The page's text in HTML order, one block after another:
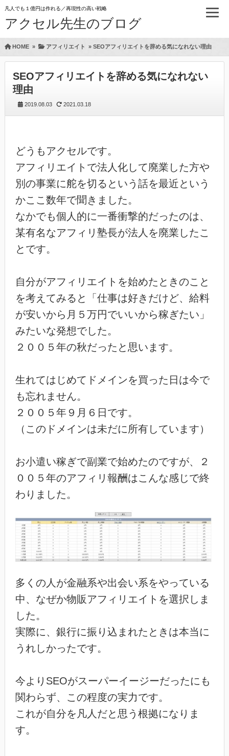
凡人でも１億円は作れる／再現性の高い戦略
アクセル先生のブログ
HOME» アフィリエイト » SEOアフィリエイトを辞める気になれない理由
SEOアフィリエイトを辞める気になれない
理由
2019.08.03 2021.03.18
どうもアクセルです。
アフィリエイトで法人化して廃業した方や
別の事業に舵を切るという話を最近という
かここ数年で聞きました。
なかでも個人的に一番衝撃的だったのは、
某有名なアフィリ塾長が法人を廃業したこ
とです。
自分がアフィリエイトを始めたときのこと
を考えてみると「仕事は好きだけど、給料
が安いから月５万円でいいから稼ぎたい」
みたいな発想でした。
２００５年の秋だったと思います。
生れてはじめてドメインを買った日は今で
も忘れません。
２００５年９月６日です。
（このドメインは未だに所有しています）
お小遣い稼ぎで副業で始めたのですが、２
００５年のアフィリ報酬はこんな感じで終
わりました。
多くの人が金融系や出会い系をやっている
中、なぜか物販アフィリエイトを選択しま
した。
実際に、銀行に振り込まれたときは本当に
うれしかったです。
今よりSEOがスーパーイージーだったにも
関わらず、この程度の実力です。
これが自分を凡人だと思う根拠になりま
す。